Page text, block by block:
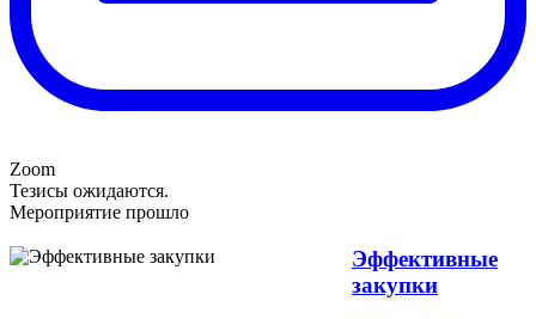
Zoom
Тезисы ожидаются.
Мероприятие прошло
Эффективные
закупки